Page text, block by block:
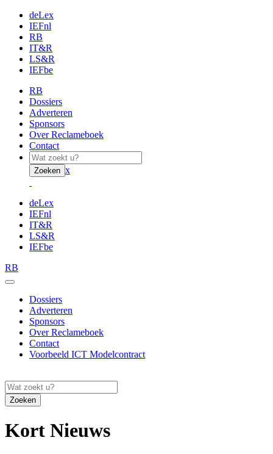
deLex
IEFnl
RB
IT&R
LS&R
IEFbe
RB
Dossiers
Adverteren
Sponsors
Over Reclameboek
Contact
Zoeken x
deLex
IEFnl
IT&R
LS&R
IEFbe
RB
Dossiers
Adverteren
Sponsors
Over Reclameboek
Contact
Voorbeeld ICT Modelcontract
Zoeken
Kort Nieuws